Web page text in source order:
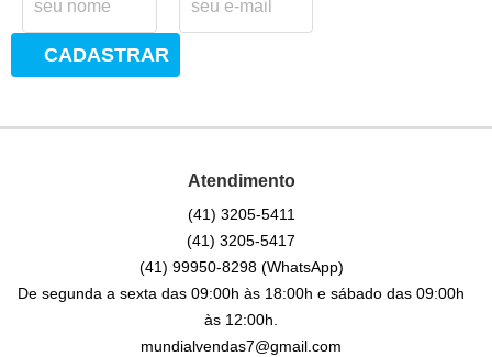
CADASTRAR
Atendimento
(41) 3205-5411
(41) 3205-5417
(41) 99950-8298 (WhatsApp)
De segunda a sexta das 09:00h às 18:00h e sábado das 09:00h
às 12:00h.
mundialvendas7@gmail.com